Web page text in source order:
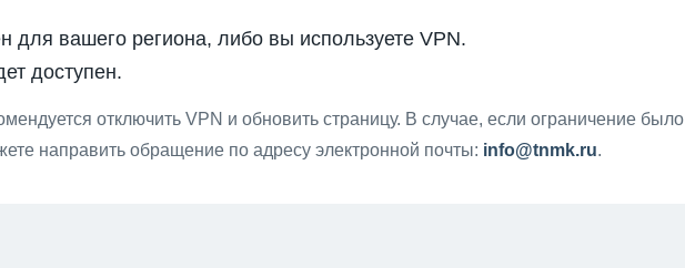
для вашего региона, либо вы используете VPN.
доступен.
отключить VPN и обновить страницу. В случае, если ограничение было
направить обращение по адресу электронной почты: info@tnmk.ru.